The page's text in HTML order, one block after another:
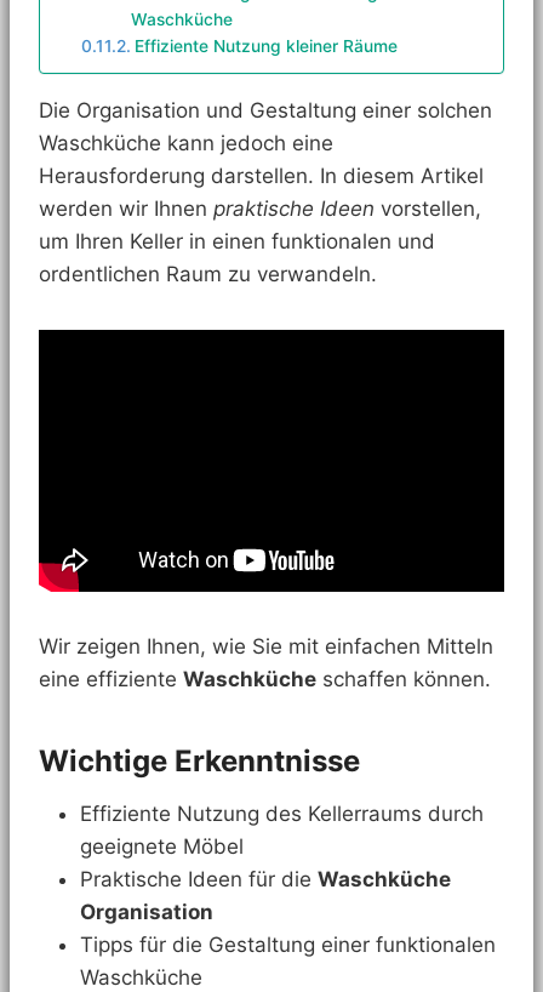
Waschküche
Effiziente Nutzung kleiner Räume
Die Organisation und Gestaltung einer solchen
Waschküche kann jedoch eine
Herausforderung darstellen. In diesem Artikel
werden wir Ihnen praktische Ideen vorstellen,
um Ihren Keller in einen funktionalen und
ordentlichen Raum zu verwandeln.
Wir zeigen Ihnen, wie Sie mit einfachen Mitteln
eine effiziente Waschküche schaffen können.
Wichtige Erkenntnisse
Effiziente Nutzung des Kellerraums durch
geeignete Möbel
Praktische Ideen für die Waschküche
Organisation
Tipps für die Gestaltung einer funktionalen
Waschküche